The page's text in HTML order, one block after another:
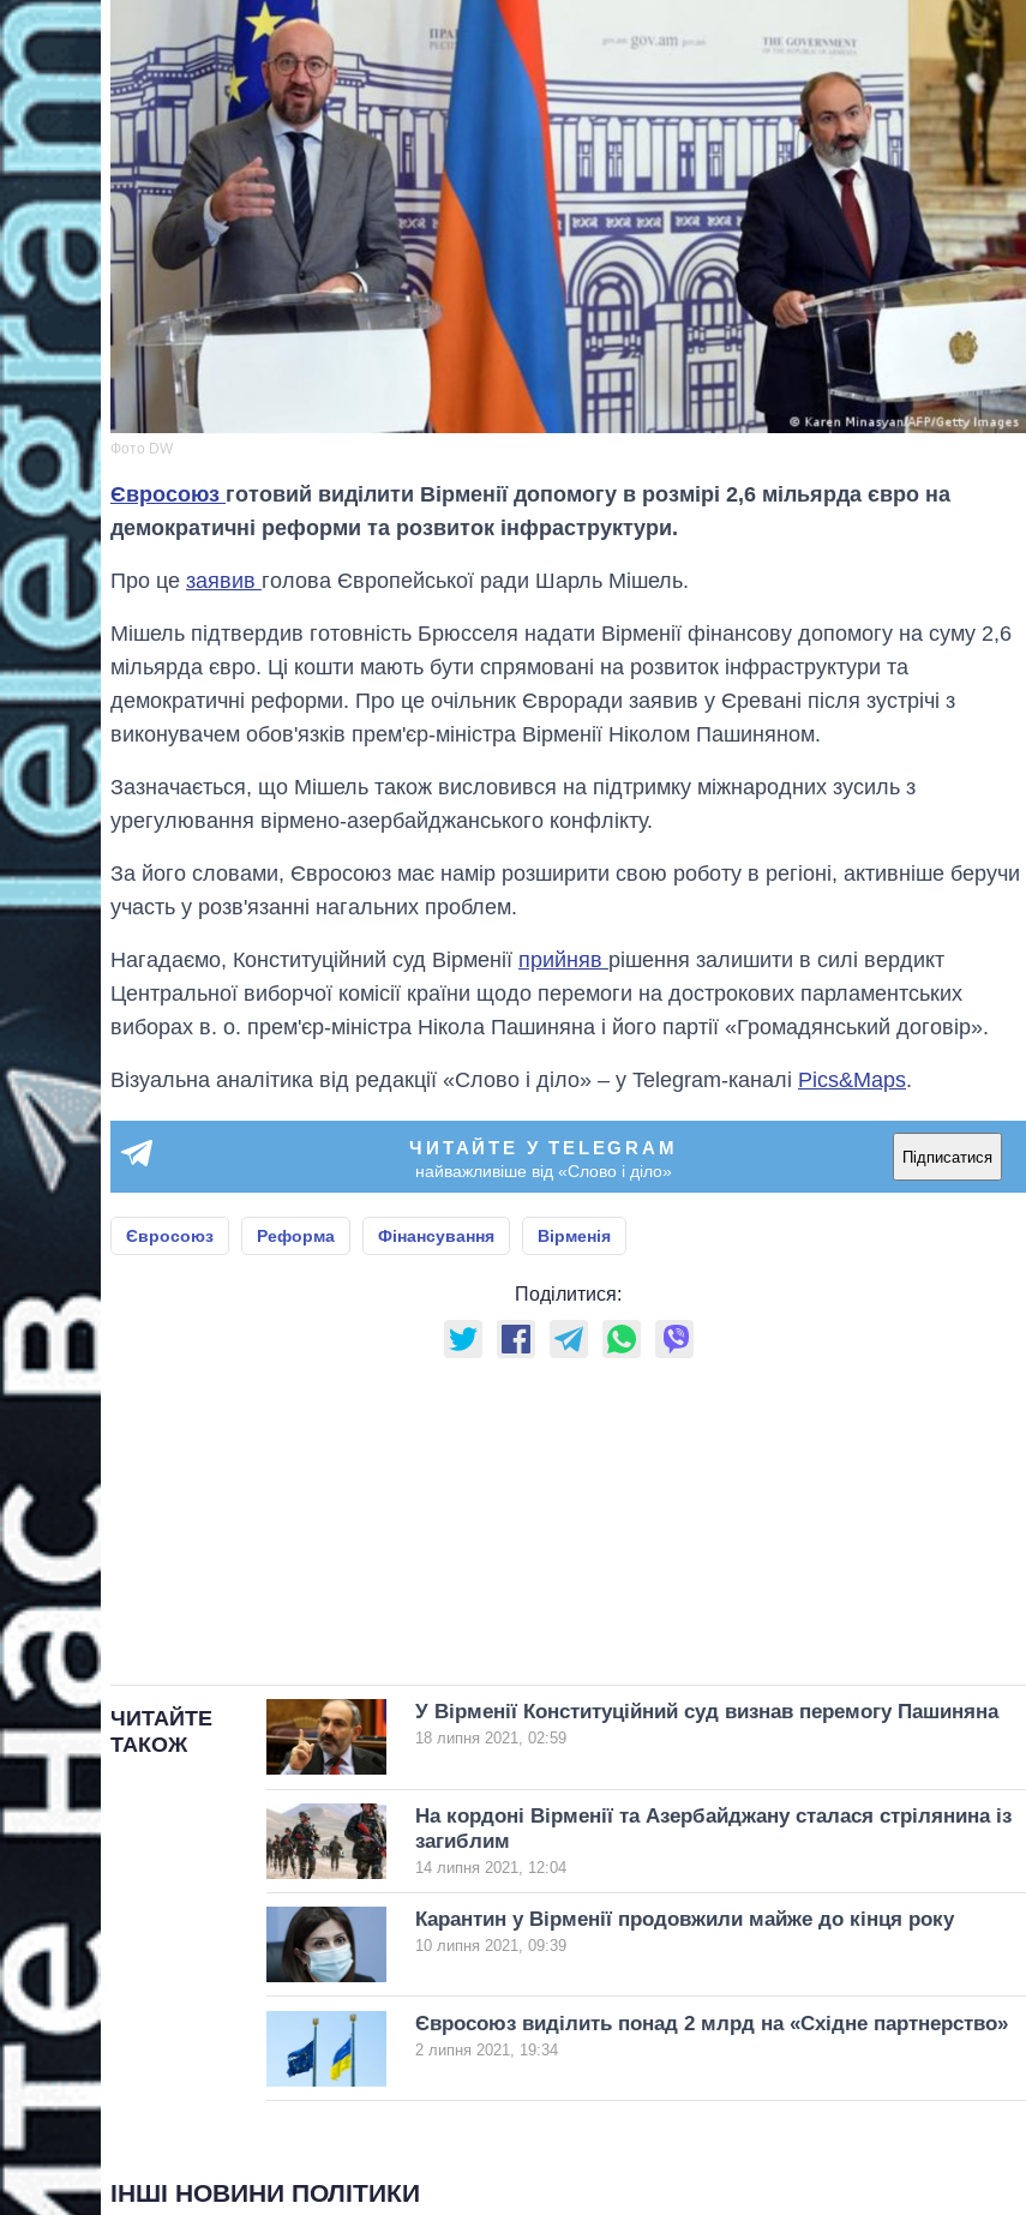
Фото DW
Євросоюз готовий виділити Вірменії допомогу в розмірі 2,6 мільярда євро на
демократичні реформи та розвиток інфраструктури.
Про це заявив голова Європейської ради Шарль Мішель.
Мішель підтвердив готовність Брюсселя надати Вірменії фінансову допомогу на суму 2,6
мільярда євро. Ці кошти мають бути спрямовані на розвиток інфраструктури та
демократичні реформи. Про це очільник Євроради заявив у Єревані після зустрічі з
виконувачем обов'язків прем'єр-міністра Вірменії Ніколом Пашиняном.
Зазначається, що Мішель також висловився на підтримку міжнародних зусиль з
урегулювання вірмено-азербайджанського конфлікту.
За його словами, Євросоюз має намір розширити свою роботу в регіоні, активніше беручи
участь у розв'язанні нагальних проблем.
Нагадаємо, Конституційний суд Вірменії прийняв рішення залишити в силі вердикт
Центральної виборчої комісії країни щодо перемоги на дострокових парламентських
виборах в. о. прем'єр-міністра Нікола Пашиняна і його партії «Громадянський договір».
Візуальна аналітика від редакції «Слово і діло» – у Telegram-каналі Pics&Maps.
ЧИТАЙТЕ У TELEGRAM
найважливіше від «Слово і діло»
Підписатися
Євросоюз Реформа Фінансування Вірменія
Поділитися:
ЧИТАЙТЕ
ТАКОЖ
У Вірменії Конституційний суд визнав перемогу Пашиняна
18 липня 2021, 02:59
На кордоні Вірменії та Азербайджану сталася стрілянина із
загиблим
14 липня 2021, 12:04
Карантин у Вірменії продовжили майже до кінця року
10 липня 2021, 09:39
Євросоюз виділить понад 2 млрд на «Східне партнерство»
2 липня 2021, 19:34
ІНШІ НОВИНИ ПОЛІТИКИ
Скільки
вирощували в
Україні до і під
великої війни